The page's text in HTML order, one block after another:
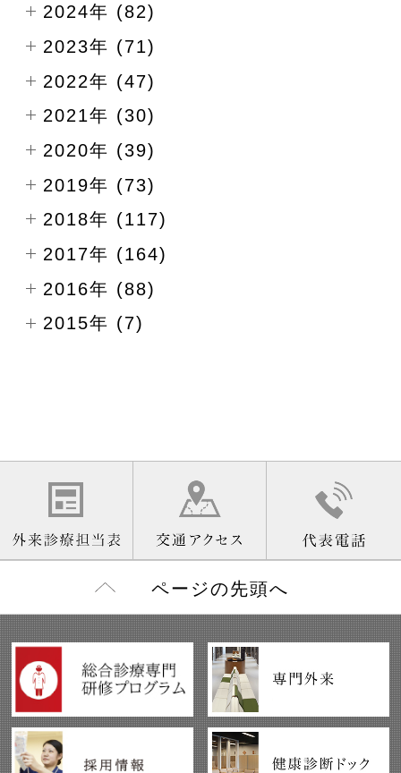
2024年 (82)
2023年 (71)
2022年 (47)
2021年 (30)
2020年 (39)
2019年 (73)
2018年 (117)
2017年 (164)
2016年 (88)
2015年 (7)
ページの先頭へ